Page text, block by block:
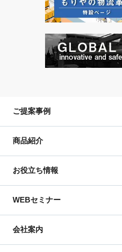
ご提案事例
商品紹介
お役立ち情報
WEBセミナー
会社案内